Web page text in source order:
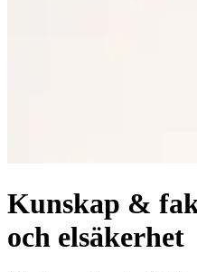
Kunskap &
och elsäkerhet